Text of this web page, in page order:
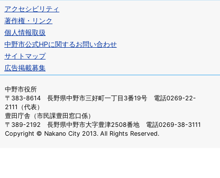
アクセシビリティ
著作権・リンク
個人情報取扱
中野市公式HPに関するお問い合わせ
サイトマップ
広告掲載募集
中野市役所
〒383-8614 長野県中野市三好町一丁目3番19号 電話0269-22-
2111（代表）
豊田庁舎（市民課豊田窓口係）
〒389-2192 長野県中野市大字豊津2508番地 電話0269-38-3111
Copyright © Nakano City 2013. All Rights Reserved.